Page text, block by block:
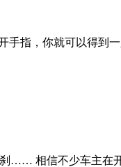
指，你就可以得到
…… 相信不少车主在